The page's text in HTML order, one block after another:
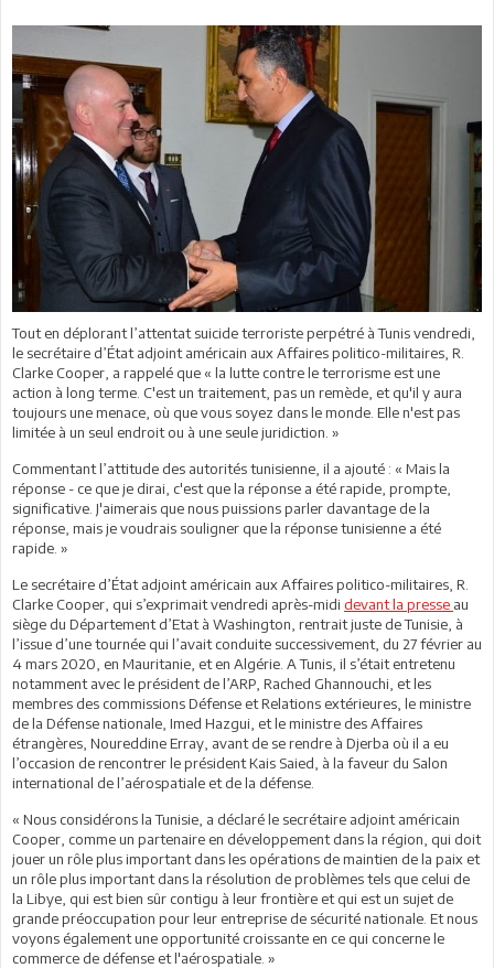
Tout en déplorant l’attentat suicide terroriste perpétré à Tunis vendredi,
le secrétaire d’État adjoint américain aux Affaires politico-militaires, R.
Clarke Cooper, a rappelé que « la lutte contre le terrorisme est une
action à long terme. C'est un traitement, pas un remède, et qu'il y aura
toujours une menace, où que vous soyez dans le monde. Elle n'est pas
limitée à un seul endroit ou à une seule juridiction. »
Commentant l’attitude des autorités tunisienne, il a ajouté : « Mais la
réponse - ce que je dirai, c'est que la réponse a été rapide, prompte,
significative. J'aimerais que nous puissions parler davantage de la
réponse, mais je voudrais souligner que la réponse tunisienne a été
rapide. »
Le secrétaire d’État adjoint américain aux Affaires politico-militaires, R.
Clarke Cooper, qui s’exprimait vendredi après-midi devant la presse au
siège du Département d’Etat à Washington, rentrait juste de Tunisie, à
l’issue d’une tournée qui l’avait conduite successivement, du 27 février au
4 mars 2020, en Mauritanie, et en Algérie. A Tunis, il s’était entretenu
notamment avec le président de l’ARP, Rached Ghannouchi, et les
membres des commissions Défense et Relations extérieures, le ministre
de la Défense nationale, Imed Hazgui, et le ministre des Affaires
étrangères, Noureddine Erray, avant de se rendre à Djerba où il a eu
l’occasion de rencontrer le président Kais Saied, à la faveur du Salon
international de l’aérospatiale et de la défense.
« Nous considérons la Tunisie, a déclaré le secrétaire adjoint américain
Cooper, comme un partenaire en développement dans la région, qui doit
jouer un rôle plus important dans les opérations de maintien de la paix et
un rôle plus important dans la résolution de problèmes tels que celui de
la Libye, qui est bien sûr contigu à leur frontière et qui est un sujet de
grande préoccupation pour leur entreprise de sécurité nationale. Et nous
voyons également une opportunité croissante en ce qui concerne le
commerce de défense et l'aérospatiale. »